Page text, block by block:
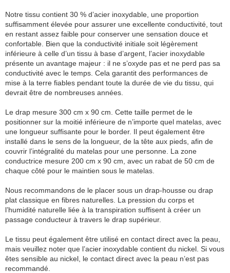
Notre tissu contient 30 % d’acier inoxydable, une proportion
suffisamment élevée pour assurer une excellente conductivité, tout
en restant assez faible pour conserver une sensation douce et
confortable. Bien que la conductivité initiale soit légèrement
inférieure à celle d’un tissu à base d’argent, l’acier inoxydable
présente un avantage majeur : il ne s’oxyde pas et ne perd pas sa
conductivité avec le temps. Cela garantit des performances de
mise à la terre fiables pendant toute la durée de vie du tissu, qui
devrait être de nombreuses années.
Le drap mesure 300 cm x 90 cm. Cette taille permet de le
positionner sur la moitié inférieure de n’importe quel matelas, avec
une longueur suffisante pour le border. Il peut également être
installé dans le sens de la longueur, de la tête aux pieds, afin de
couvrir l’intégralité du matelas pour une personne. La zone
conductrice mesure 200 cm x 90 cm, avec un rabat de 50 cm de
chaque côté pour le maintien sous le matelas.
Nous recommandons de le placer sous un drap-housse ou drap
plat classique en fibres naturelles. La pression du corps et
l’humidité naturelle liée à la transpiration suffisent à créer un
passage conducteur à travers le drap supérieur.
Le tissu peut également être utilisé en contact direct avec la peau,
mais veuillez noter que l’acier inoxydable contient du nickel. Si vous
êtes sensible au nickel, le contact direct avec la peau n’est pas
recommandé.